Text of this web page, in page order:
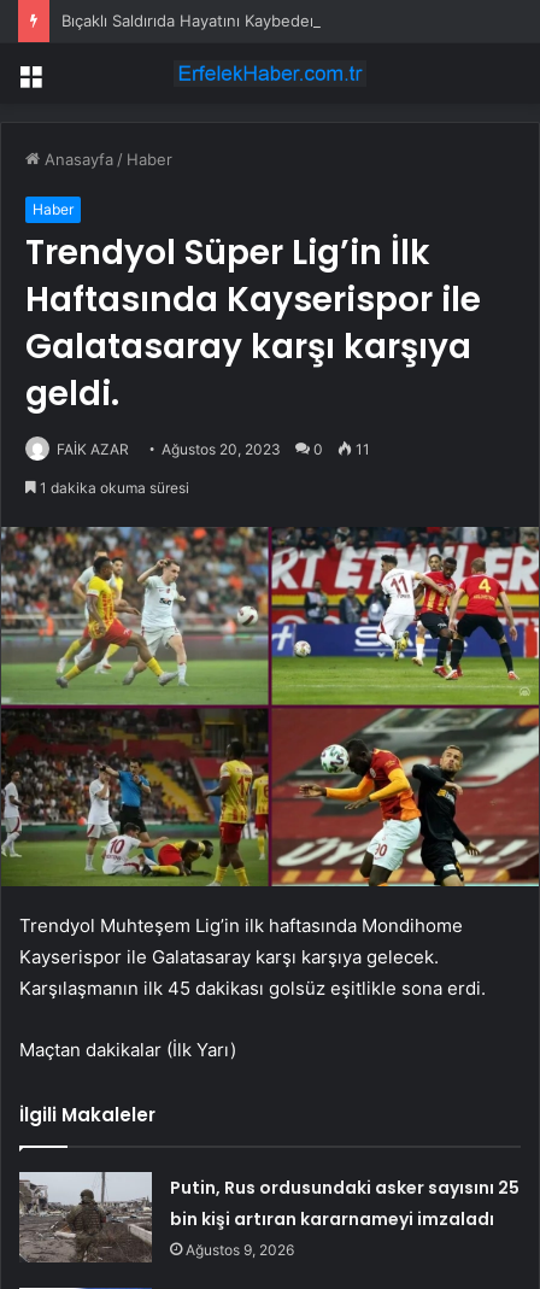
Menü
Anasayfa / Haber
Haber
Trendyol Süper Lig’in İlk
Haftasında Kayserispor ile
Galatasaray karşı karşıya
geldi.
FAİK AZAR Ağustos 20, 2023 0 11
1 dakika okuma süresi
Trendyol Muhteşem Lig’in ilk haftasında Mondihome
Kayserispor ile Galatasaray karşı karşıya gelecek.
Karşılaşmanın ilk 45 dakikası golsüz eşitlikle sona erdi.
Maçtan dakikalar (İlk Yarı)
İlgili Makaleler
Putin, Rus ordusundaki asker sayısını 25
bin kişi artıran kararnameyi imzaladı
Ağustos 9, 2026